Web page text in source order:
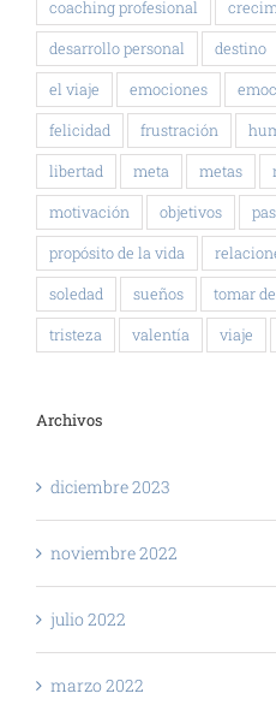
coaching profesional
desarrollo personal destino
el viaje emociones
felicidad frustración
libertad meta metas
motivación objetivos
propósito de la vida
soledad sueños tomar
tristeza valentía viaje
Archivos
diciembre 2023
noviembre 2022
julio 2022
marzo 2022